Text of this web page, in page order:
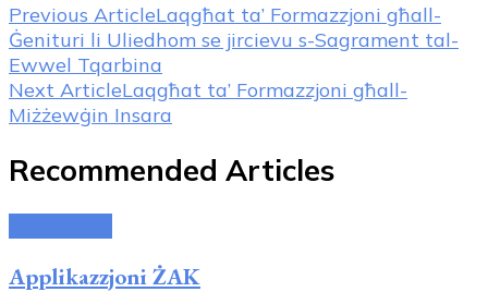
Post
Navigation
Previous ArticleLaqgħat ta’ Formazzjoni għall-
Ġenituri li Uliedhom se jircievu s-Sagrament tal-
Ewwel Tqarbina
Next ArticleLaqgħat ta’ Formazzjoni għall-
Miżżewġin Insara
Recommended Articles
Applikazzjoni ŻAK